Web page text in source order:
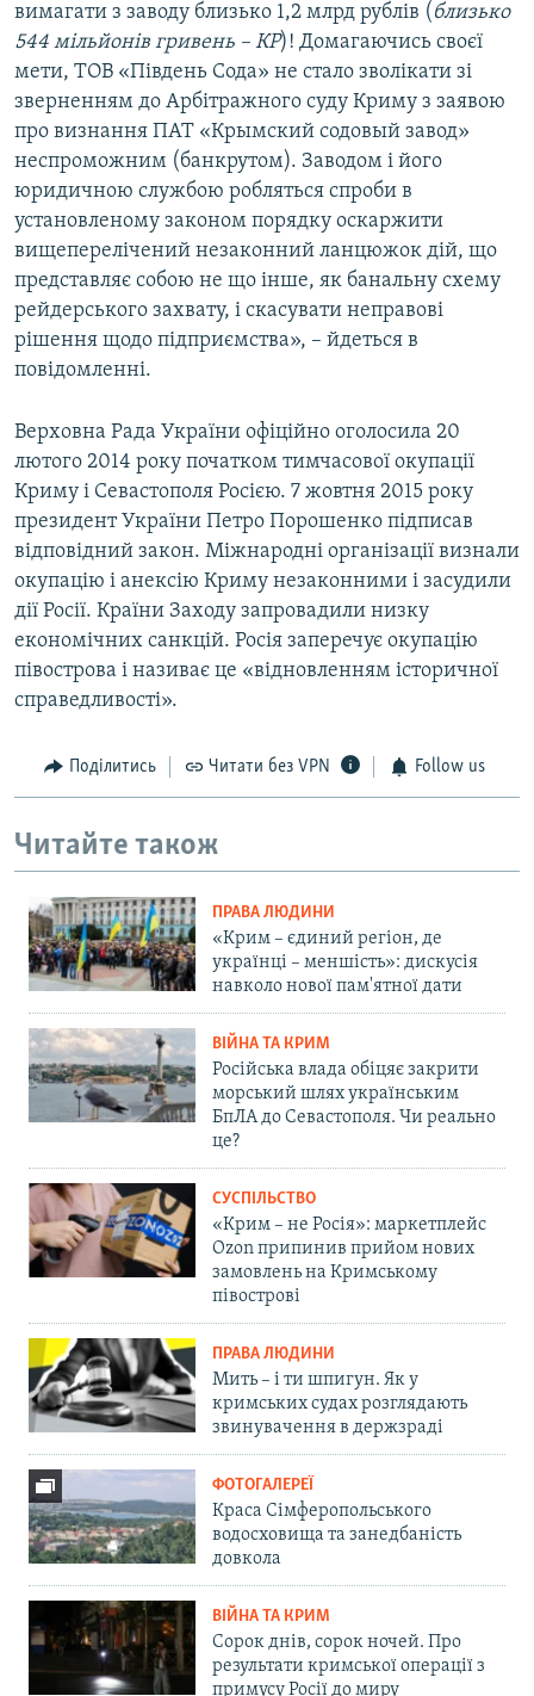
вимагати з заводу близько 1,2 млрд рублів ( близько
544 мільйонів гривень – КР)! Домагаючись своєї
мети, ТОВ «Південь Сода» не стало зволікати зі
зверненням до Арбітражного суду Криму з заявою
про визнання ПАТ «Крымский содовый завод»
неспроможним (банкрутом). Заводом і його
юридичною службою робляться спроби в
установленому законом порядку оскаржити
вищеперелічений незаконний ланцюжок дій, що
представляє собою не що інше, як банальну схему
рейдерського захвату, і скасувати неправові
рішення щодо підприємства», – йдеться в
повідомленні.
Верховна Рада України офіційно оголосила 20
лютого 2014 року початком тимчасової окупації
Криму і Севастополя Росією. 7 жовтня 2015 року
президент України Петро Порошенко підписав
відповідний закон. Міжнародні організації визнали
окупацію і анексію Криму незаконними і засудили
дії Росії. Країни Заходу запровадили низку
економічних санкцій. Росія заперечує окупацію
півострова і називає це «відновленням історичної
справедливості».
Поділитись Читати без VPN Follow us
Читайте також
ПРАВА ЛЮДИНИ
«Крим – єдиний регіон, де
українці – меншість»: дискусія
навколо нової пам'ятної дати
ВІЙНА ТА КРИМ
Російська влада обіцяє закрити
морський шлях українським
БпЛА до Севастополя. Чи реально
це?
СУСПІЛЬСТВО
«Крим – не Росія»: маркетплейс
Ozon припинив прийом нових
замовлень на Кримському
півострові
ПРАВА ЛЮДИНИ
Мить – і ти шпигун. Як у
кримських судах розглядають
звинувачення в держзраді
ФОТОГАЛЕРЕЇ
Краса Сімферопольського
водосховища та занедбаність
довкола
ВІЙНА ТА КРИМ
Сорок днів, сорок ночей. Про
результати кримської операції з
примусу Росії до миру